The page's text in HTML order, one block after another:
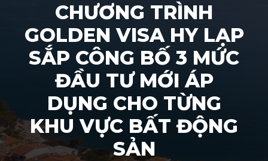
CHƯƠNG TRÌNH
GOLDEN VISA HY LẠP
SẮP CÔNG BỐ 3 MỨC
ĐẦU TƯ MỚI ÁP
DỤNG CHO TỪNG
KHU VỰC BẤT ĐỘNG
SẢN